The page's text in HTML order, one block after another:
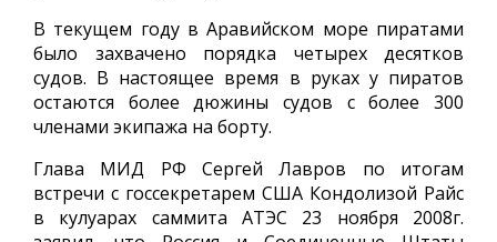
В текущем году в Аравийском море пиратами
было захвачено порядка четырех десятков
судов. В настоящее время в руках у пиратов
остаются более дюжины судов с более 300
членами экипажа на борту.
Глава МИД РФ Сергей Лавров по итогам
встречи с госсекретарем США Кондолизой Райс
в кулуарах саммита АТЭС 23 ноября 2008г.